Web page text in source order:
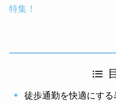
特集！
徒歩通勤を快適にす